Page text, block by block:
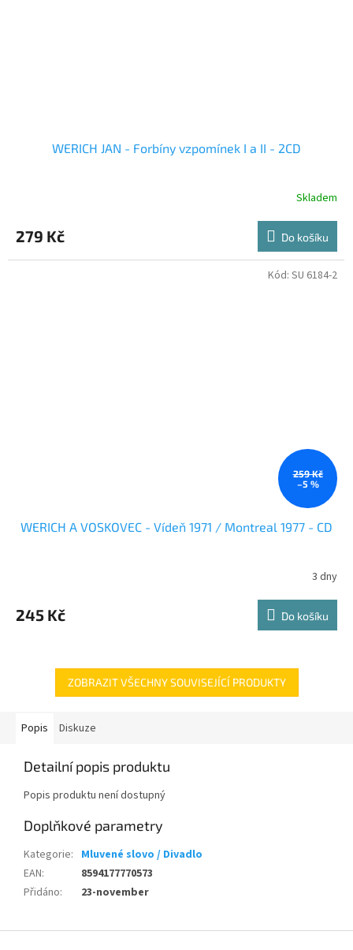
WERICH JAN - Forbíny vzpomínek I a II - 2CD
Skladem
279 Kč Do košíku
259 Kč
–5 %
WERICH A VOSKOVEC - Vídeň 1971 / Montreal 1977 - CD
3 dny
245 Kč Do košíku
Kód: SU 6184-2
ZOBRAZIT VŠECHNY SOUVISEJÍCÍ PRODUKTY
Popis Diskuze
Detailní popis produktu
Popis produktu není dostupný
Doplňkové parametry
Kategorie: Mluvené slovo / Divadlo
EAN:
8594177770573
Přidáno: 23-november